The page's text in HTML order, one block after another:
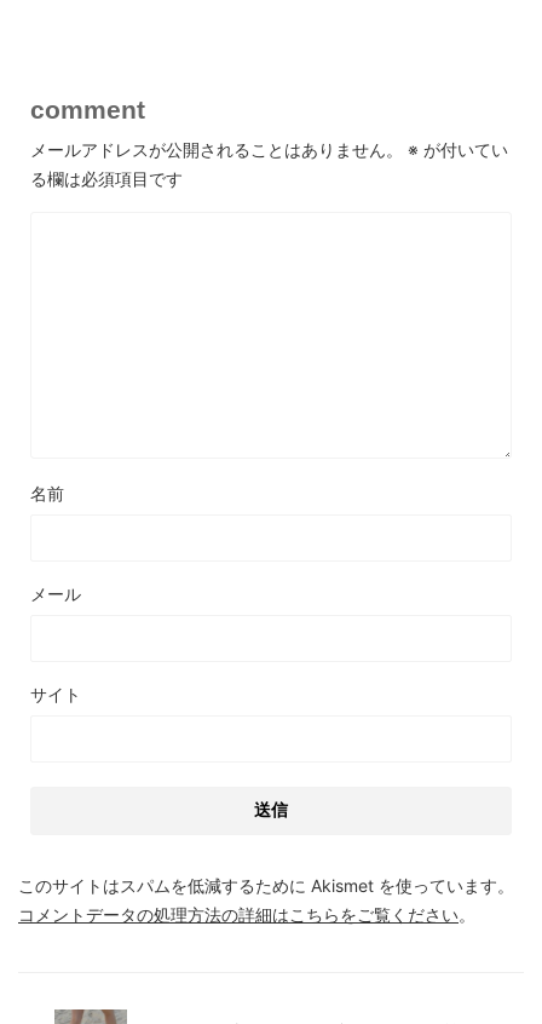
comment
メールアドレスが公開されることはありません。 ※ が付いてい
る欄は必須項目です
名前
メール
サイト
このサイトはスパムを低減するために Akismet を使っています。
コメントデータの処理方法の詳細はこちらをご覧ください。